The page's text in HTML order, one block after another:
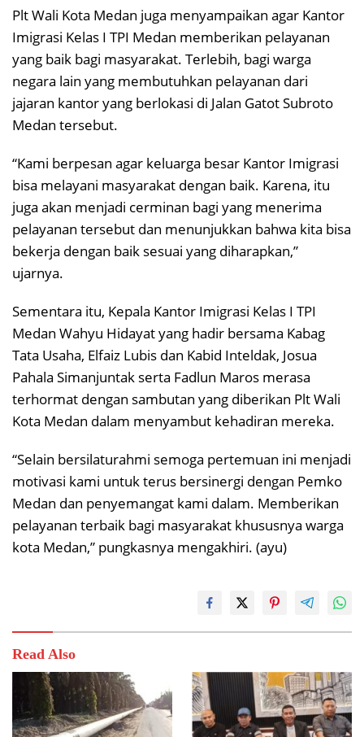
Plt Wali Kota Medan juga menyampaikan agar Kantor
Imigrasi Kelas I TPI Medan memberikan pelayanan
yang baik bagi masyarakat. Terlebih, bagi warga
negara lain yang membutuhkan pelayanan dari
jajaran kantor yang berlokasi di Jalan Gatot Subroto
Medan tersebut.
“Kami berpesan agar keluarga besar Kantor Imigrasi
bisa melayani masyarakat dengan baik. Karena, itu
juga akan menjadi cerminan bagi yang menerima
pelayanan tersebut dan menunjukkan bahwa kita bisa
bekerja dengan baik sesuai yang diharapkan,”
ujarnya.
Sementara itu, Kepala Kantor Imigrasi Kelas I TPI
Medan Wahyu Hidayat yang hadir bersama Kabag
Tata Usaha, Elfaiz Lubis dan Kabid Inteldak, Josua
Pahala Simanjuntak serta Fadlun Maros merasa
terhormat dengan sambutan yang diberikan Plt Wali
Kota Medan dalam menyambut kehadiran mereka.
“Selain bersilaturahmi semoga pertemuan ini menjadi
motivasi kami untuk terus bersinergi dengan Pemko
Medan dan penyemangat kami dalam. Memberikan
pelayanan terbaik bagi masyarakat khususnya warga
kota Medan,” pungkasnya mengakhiri. (ayu)
Read Also